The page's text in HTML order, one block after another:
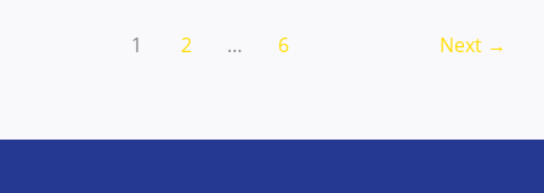
1 2 … 6 Next →